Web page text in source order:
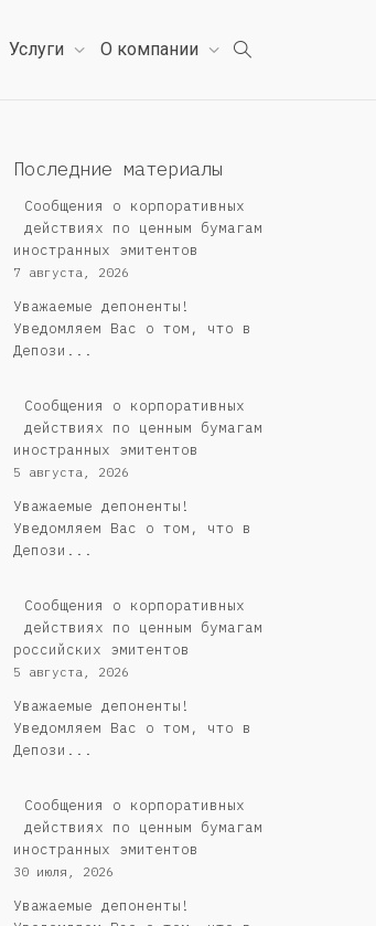
Услуги О компании
Последние материалы
Сообщения о корпоративных
действиях по ценным бумагам
иностранных эмитентов
7 августа, 2026
Уважаемые депоненты!
Уведомляем Вас о том, что в
Депози...
Сообщения о корпоративных
действиях по ценным бумагам
иностранных эмитентов
5 августа, 2026
Уважаемые депоненты!
Уведомляем Вас о том, что в
Депози...
Cообщения о корпоративных
действиях по ценным бумагам
российских эмитентов
5 августа, 2026
Уважаемые депоненты!
Уведомляем Вас о том, что в
Депози...
Сообщения о корпоративных
действиях по ценным бумагам
иностранных эмитентов
30 июля, 2026
Уважаемые депоненты!